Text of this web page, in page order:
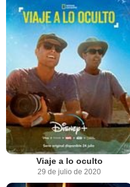
Viaje a lo oculto
29 de julio de 2020